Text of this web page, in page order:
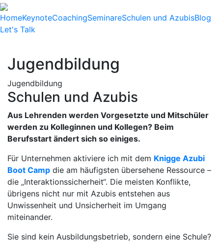
HomeKeynoteCoachingSeminareSchulen und AzubisBlog
Let's Talk
Jugendbildung
Jugendbildung
Schulen und Azubis
Aus Lehrenden werden Vorgesetzte und Mitschüler
werden zu Kolleginnen und Kollegen? Beim
Berufsstart ändert sich so einiges.
Für Unternehmen aktiviere ich mit dem Knigge Azubi
Boot Camp die am häufigsten übersehene Ressource –
die „Interaktionssicherheit“. Die meisten Konflikte,
übrigens nicht nur mit Azubis entstehen aus
Unwissenheit und Unsicherheit im Umgang
miteinander.
Sie sind kein Ausbildungsbetrieb, sondern eine Schule?